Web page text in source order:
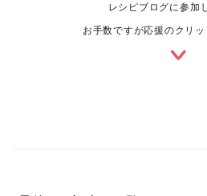
レシピブログに参加
お手数ですが応援のクリ